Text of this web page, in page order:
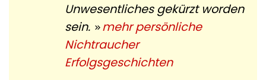
Unwesentliches gekürzt worden
sein.
mehr persönliche
Nichtraucher
Erfolgsgeschichten